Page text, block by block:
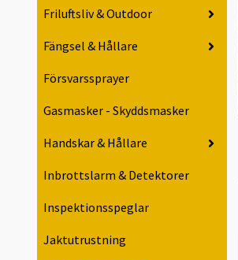
Friluftsliv & Outdoor
Fängsel & Hållare
Försvarssprayer
Gasmasker - Skyddsmasker
Handskar & Hållare
Inbrottslarm & Detektorer
Inspektionsspeglar
Jaktutrustning